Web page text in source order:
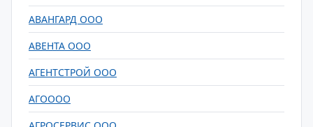
АВАНГАРД ООО
АВЕНТА ООО
АГЕНТСТРОЙ ООО
АГОООО